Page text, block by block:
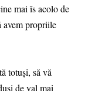
mai îs acolo de
avem propriile
totuși, să vă
de val mai